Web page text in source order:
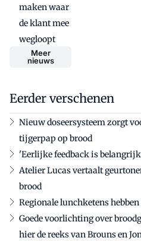
maken waar
de klant mee
wegloopt
Meer
nieuws
Eerder verschenen
Nieuw doseersysteem zorgt
tijgerpap op brood
'Eerlijke feedback is
Atelier Lucas vertaalt
brood
Regionale lunchketens
Goede voorlichting over
hier de reeks van Brouns en